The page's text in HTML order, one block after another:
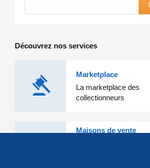
Découvrez nos services
Marketplace
La marketplace des
collectionneurs
Maisons de vente